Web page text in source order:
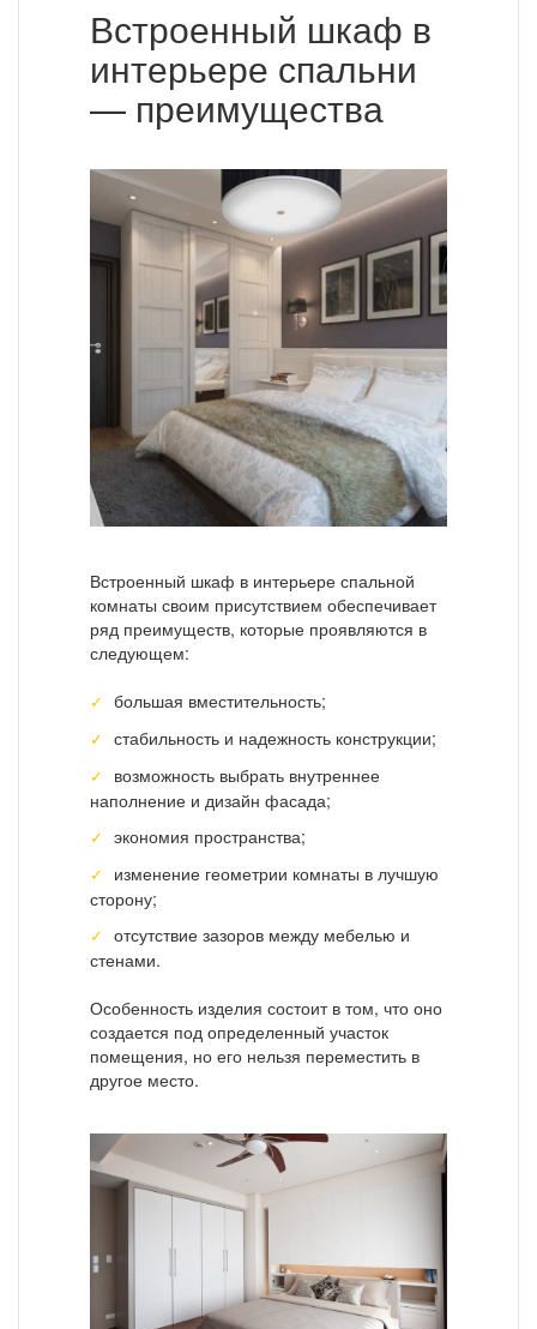
Встроенный шкаф в
интерьере спальни
— преимущества
Встроенный шкаф в интерьере спальной
комнаты своим присутствием обеспечивает
ряд преимуществ, которые проявляются в
следующем:
большая вместительность;
стабильность и надежность конструкции;
возможность выбрать внутреннее
наполнение и дизайн фасада;
экономия пространства;
изменение геометрии комнаты в лучшую
сторону;
отсутствие зазоров между мебелью и
стенами.
Особенность изделия состоит в том, что оно
создается под определенный участок
помещения, но его нельзя переместить в
другое место.